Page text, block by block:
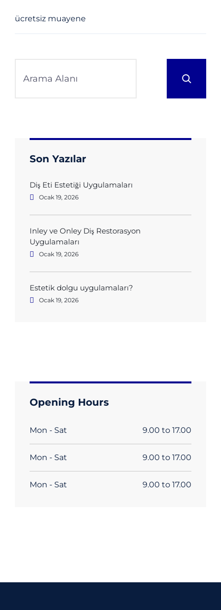
ücretsiz muayene
Son Yazılar
Diş Eti Estetiği Uygulamaları
Ocak 19, 2026
Inley ve Onley Diş Restorasyon
Uygulamaları
Ocak 19, 2026
Estetik dolgu uygulamaları?
Ocak 19, 2026
Opening Hours
Mon - Sat 9.00 to 17.00
Mon - Sat 9.00 to 17.00
Mon - Sat 9.00 to 17.00